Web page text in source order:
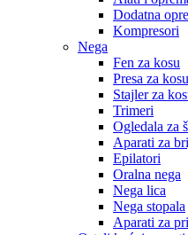
Dodatna
Kompresori
Nega
Fen za kosu
Presa za kosu
Stajler za
Trimeri
Ogledala za
Aparati za
Epilatori
Oralna nega
Nega lica
Nega stopala
Aparati za